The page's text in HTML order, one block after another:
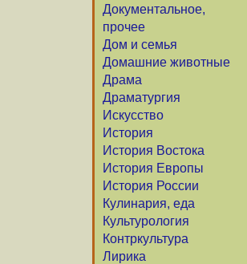
Документальное,
прочее
Дом и семья
Домашние животные
Драма
Драматургия
Искусство
История
История Востока
История Европы
История России
Кулинария, еда
Культурология
Контркультура
Лирика